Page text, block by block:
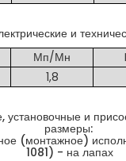
и
Мп/Мн
1,8
установочные и
размеры:
(монтажное)
1081) - на лапах